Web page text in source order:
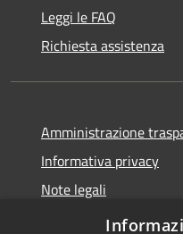
Leggi le FAQ
Richiesta assistenza
Amministrazione
Informativa privacy
Note legali
Dichiarazione di